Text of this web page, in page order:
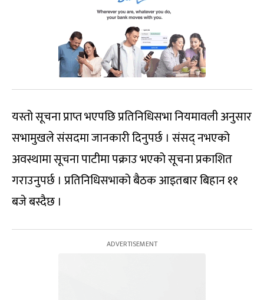
यस्तो सूचना प्राप्त भएपछि प्रतिनिधिसभा नियमावली अनुसार
सभामुखले संसदमा जानकारी दिनुपर्छ । संसद् नभएको
अवस्थामा सूचना पाटीमा पक्राउ भएको सूचना प्रकाशित
गराउनुपर्छ । प्रतिनिधिसभाको बैठक आइतबार बिहान ११
बजे बस्दैछ ।